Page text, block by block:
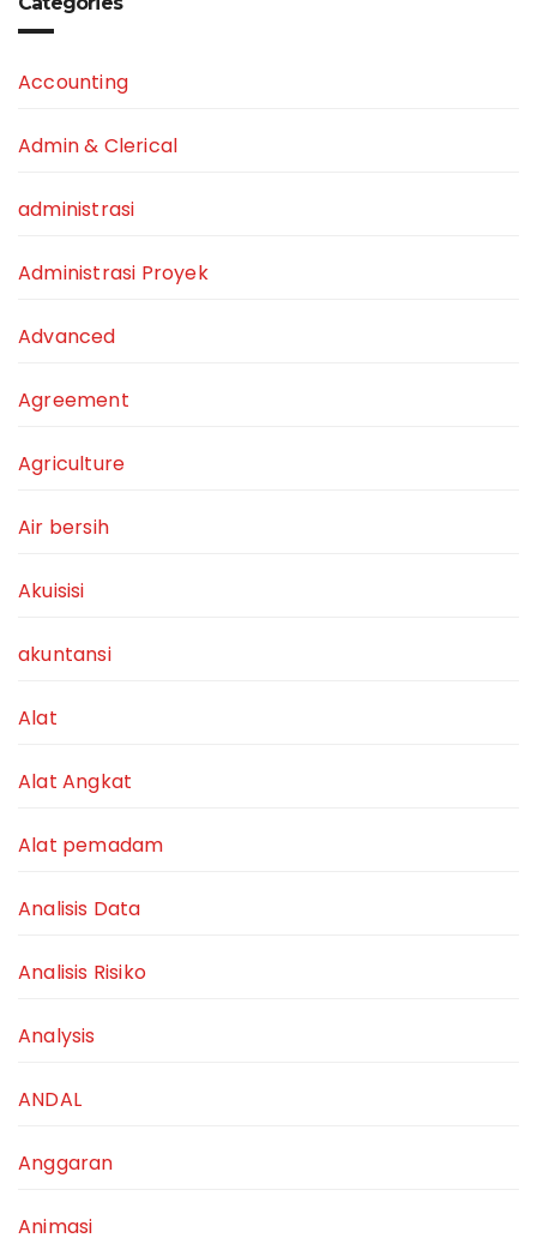
Accounting
Admin & Clerical
administrasi
Administrasi Proyek
Advanced
Agreement
Agriculture
Air bersih
Akuisisi
akuntansi
Alat
Alat Angkat
Alat pemadam
Analisis Data
Analisis Risiko
Analysis
ANDAL
Anggaran
Animasi